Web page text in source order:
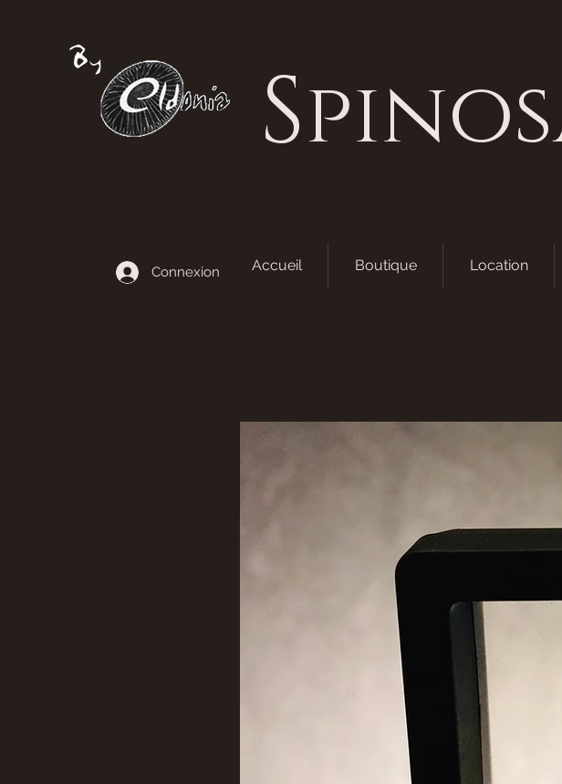
S
Connexion Accueil Boutique Location